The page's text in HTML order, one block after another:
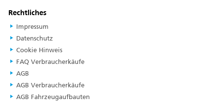
Rechtliches
Impressum
Datenschutz
Cookie Hinweis
FAQ Verbraucherkäufe
AGB
AGB Verbraucherkäufe
AGB Fahrzeugaufbauten